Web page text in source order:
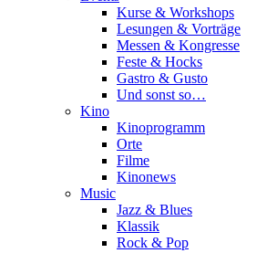
Kurse & Workshops
Lesungen & Vorträge
Messen & Kongresse
Feste & Hocks
Gastro & Gusto
Und sonst so…
Kino
Kinoprogramm
Orte
Filme
Kinonews
Music
Jazz & Blues
Klassik
Rock & Pop